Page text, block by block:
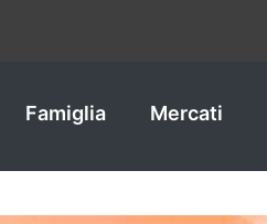
Famiglia Mercati